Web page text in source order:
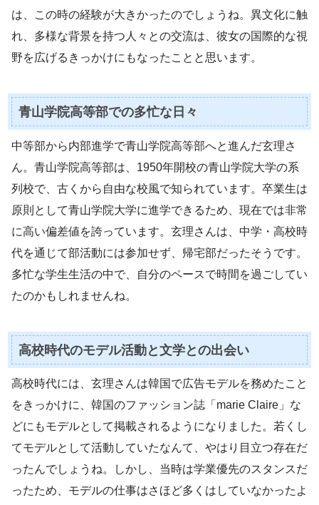
は、この時の経験が大きかったのでしょうね。異文化に触
れ、多様な背景を持つ人々との交流は、彼女の国際的な視
野を広げるきっかけにもなったことと思います。
青山学院高等部での多忙な日々
中等部から内部進学で青山学院高等部へと進んだ玄理さ
ん。青山学院高等部は、1950年開校の青山学院大学の系
列校で、古くから自由な校風で知られています。卒業生は
原則として青山学院大学に進学できるため、現在では非常
に高い偏差値を誇っています。玄理さんは、中学・高校時
代を通じて部活動には参加せず、帰宅部だったそうです。
多忙な学生生活の中で、自分のペースで時間を過ごしてい
たのかもしれませんね。
高校時代のモデル活動と文学との出会い
高校時代には、玄理さんは韓国で広告モデルを務めたこと
をきっかけに、韓国のファッション誌「marie Claire」な
どにもモデルとして掲載されるようになりました。若くし
てモデルとして活動していたなんて、やはり目立つ存在だ
ったんでしょうね。しかし、当時は学業優先のスタンスだ
ったため、モデルの仕事はさほど多くはしていなかったよ